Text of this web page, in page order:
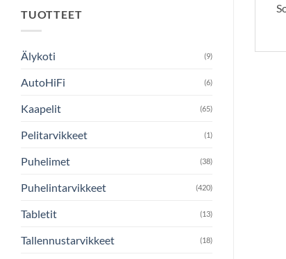
TUOTTEET
Älykoti (9)
AutoHiFi (6)
Kaapelit (65)
Pelitarvikkeet (1)
Puhelimet (38)
Puhelintarvikkeet (420)
Tabletit (13)
Tallennustarvikkeet (18)